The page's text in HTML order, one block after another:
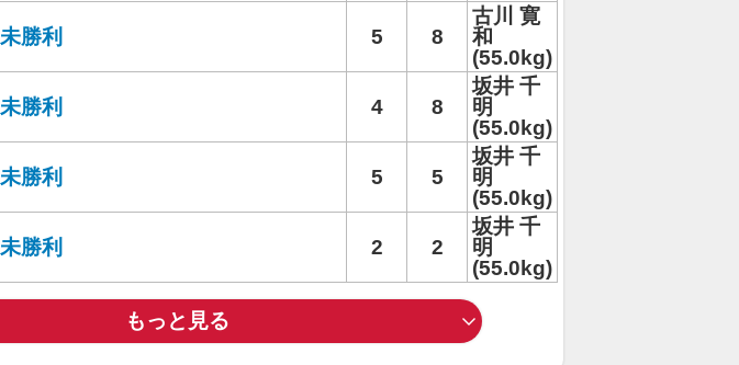
未勝利 5 8
古川 寛
和
(55.0kg)
未勝利 4 8
坂井 千
明
(55.0kg)
未勝利 5 5
坂井 千
明
(55.0kg)
未勝利 2 2
坂井 千
明
(55.0kg)
もっと見る